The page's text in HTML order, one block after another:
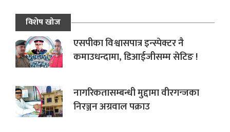
विशेष खोज
एसपीका विश्वासपात्र इन्स्पेक्टर नै
कमाउधन्दामा, डिआईजीसम्म सेटिङ !
नागरिकतासम्बन्धी मुद्दामा वीरगन्जका
निरञ्जन अग्रवाल पक्राउ